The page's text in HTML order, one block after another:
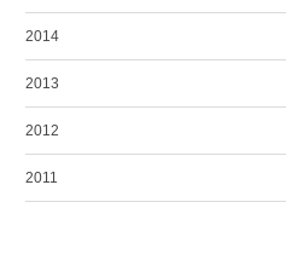
2014
2013
2012
2011